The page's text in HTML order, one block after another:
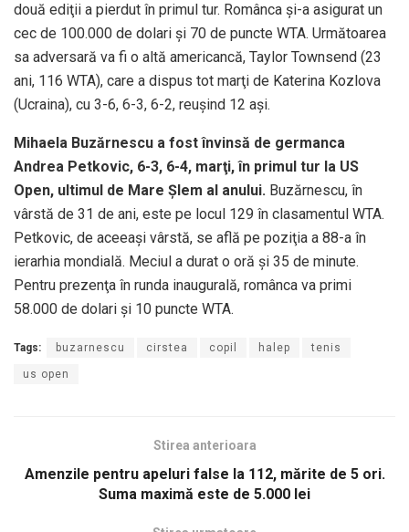
două ediţii a pierdut în primul tur. Românca şi-a asigurat un
cec de 100.000 de dolari şi 70 de puncte WTA. Următoarea
sa adversară va fi o altă americancă, Taylor Townsend (23
ani, 116 WTA), care a dispus tot marţi de Katerina Kozlova
(Ucraina), cu 3-6, 6-3, 6-2, reuşind 12 aşi.
Mihaela Buzărnescu a fost învinsă de germanca
Andrea Petkovic, 6-3, 6-4, marţi, în primul tur la US
Open, ultimul de Mare Şlem al anului. Buzărnescu, în
vârstă de 31 de ani, este pe locul 129 în clasamentul WTA.
Petkovic, de aceeaşi vârstă, se află pe poziţia a 88-a în
ierarhia mondială. Meciul a durat o oră şi 35 de minute.
Pentru prezenţa în runda inaugurală, românca va primi
58.000 de dolari şi 10 puncte WTA.
Tags: buzarnescu cirstea copil halep tenis
us open
Stirea anterioara
Amenzile pentru apeluri false la 112, mărite de 5 ori.
Suma maximă este de 5.000 lei